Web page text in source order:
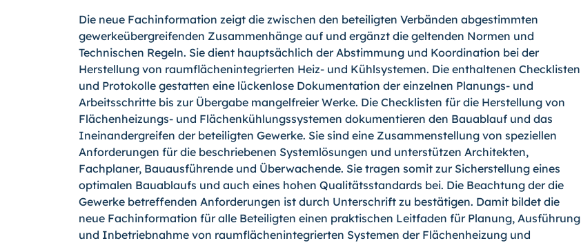
Die neue Fachinformation zeigt die zwischen den beteiligten Verbänden abgestimmten
gewerkeübergreifenden Zusammenhänge auf und ergänzt die geltenden Normen und
Technischen Regeln. Sie dient hauptsächlich der Abstimmung und Koordination bei der
Herstellung von raumflächenintegrierten Heiz- und Kühlsystemen. Die enthaltenen Checklisten
und Protokolle gestatten eine lückenlose Dokumentation der einzelnen Planungs- und
Arbeitsschritte bis zur Übergabe mangelfreier Werke. Die Checklisten für die Herstellung von
Flächenheizungs- und Flächenkühlungssystemen dokumentieren den Bauablauf und das
Ineinandergreifen der beteiligten Gewerke. Sie sind eine Zusammenstellung von speziellen
Anforderungen für die beschriebenen Systemlösungen und unterstützen Architekten,
Fachplaner, Bauausführende und Überwachende. Sie tragen somit zur Sicherstellung eines
optimalen Bauablaufs und auch eines hohen Qualitätsstandards bei. Die Beachtung der die
Gewerke betreffenden Anforderungen ist durch Unterschrift zu bestätigen. Damit bildet die
neue Fachinformation für alle Beteiligten einen praktischen Leitfaden für Planung, Ausführung
und Inbetriebnahme von raumflächenintegrierten Systemen der Flächenheizung und